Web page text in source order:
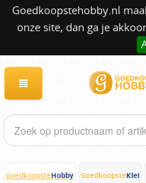
Goedkoopstehobby.nl
onze site, dan ga je
GoedkoopsteHobby GoedkoopsteKlei